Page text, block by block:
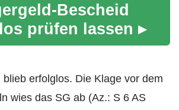
Bescheid
prüfen lassen ▸
erfolglos. Die Klage vor dem
wies das SG ab (Az.: S 6 AS